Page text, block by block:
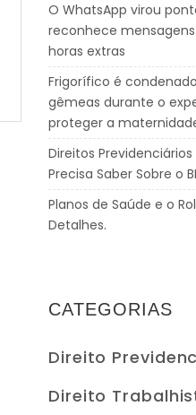
O WhatsApp virou
reconhece
horas extras
Frigorífico é
gêmeas durante o
proteger a
Direitos
Precisa Saber Sobre o
Planos de Saúde e o
Detalhes.
CATEGORIAS
Direito
Direito